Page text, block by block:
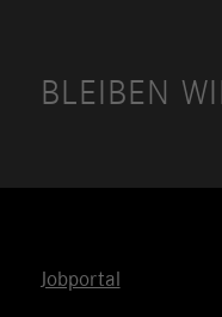
BLEIBEN
Jobportal